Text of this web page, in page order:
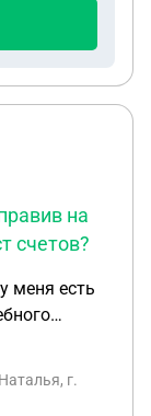
суда за
на
счетов?
меня есть
г.